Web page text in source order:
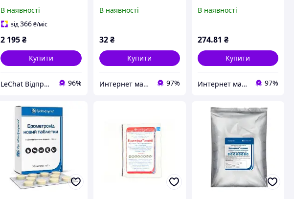
В наявності
від366₴/міс
2 195₴
Купити
LeChat Відправка від 1 до 5 днів! На деякі товари може бути передплата! 96%
В наявності
32 ₴
Купити
Интернет магазин Zoomark 97%
В наявності
274.81 ₴
Купити
Интернет магазин Zoomark 97%